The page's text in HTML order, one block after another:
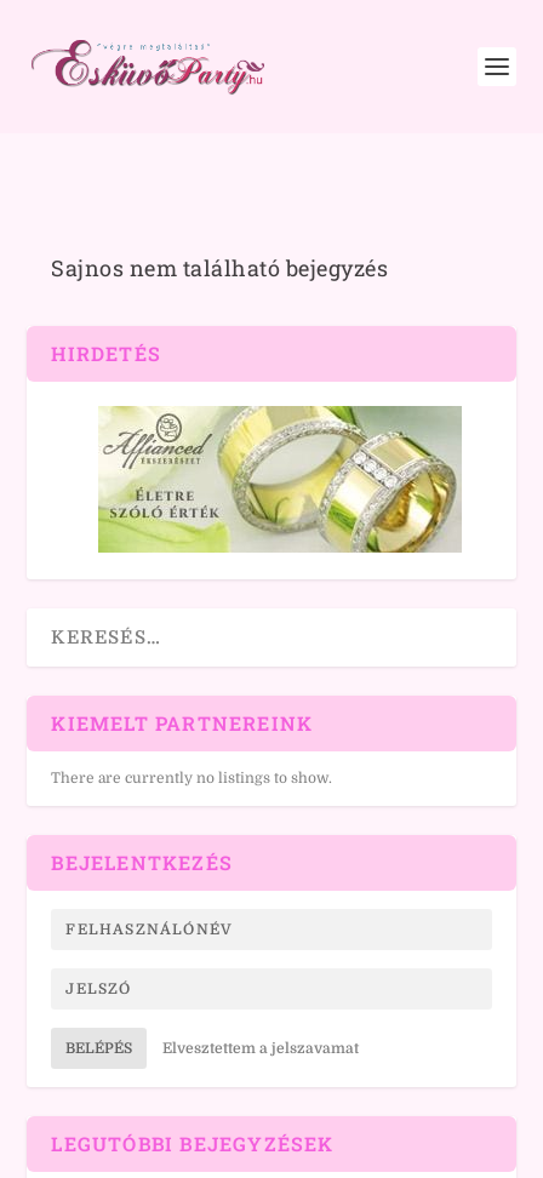
Sajnos nem található bejegyzés
HIRDETÉS
KIEMELT PARTNEREINK
There are currently no listings to show.
BEJELENTKEZÉS
BELÉPÉS Elvesztettem a jelszavamat
LEGUTÓBBI BEJEGYZÉSEK